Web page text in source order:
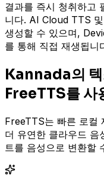
결과를 즉시 청취하고
니다. AI Cloud TTS
생성할 수 있으며,
를 통해 직접 재생됩니
Kannada의 텍
FreeTTS를 사
FreeTTS는 빠른 로컬
더 유연한 클라우드
트를 음성으로 변환할